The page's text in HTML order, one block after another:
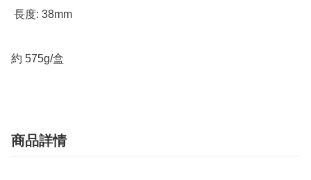
約 575g/盒
商品詳情